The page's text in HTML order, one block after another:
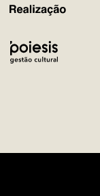
REALIZAÇÃO